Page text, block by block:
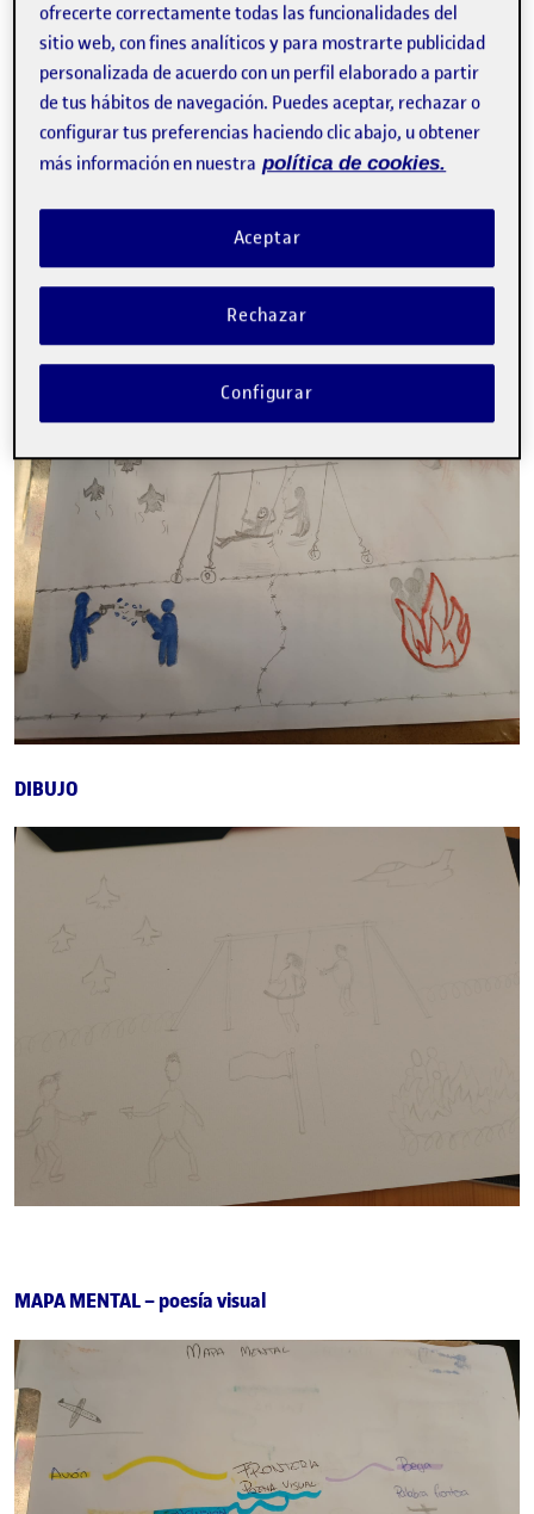
DIBUJO
MAPA MENTAL – poesía visual
ofrecerte correctamente todas las funcionalidades del
sitio web, con fines analíticos y para mostrarte publicidad
personalizada de acuerdo con un perfil elaborado a partir
de tus hábitos de navegación. Puedes aceptar, rechazar o
configurar tus preferencias haciendo clic abajo, u obtener
más información en nuestra política de cookies.
Rechazar
Aceptar
Configurar